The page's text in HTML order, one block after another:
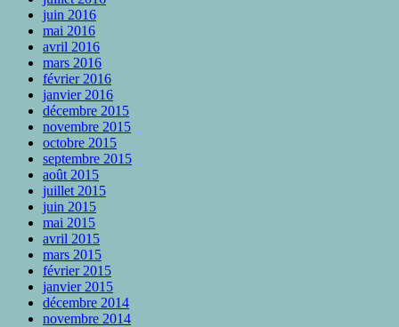
juin 2016
mai 2016
avril 2016
mars 2016
février 2016
janvier 2016
décembre 2015
novembre 2015
octobre 2015
septembre 2015
août 2015
juillet 2015
juin 2015
mai 2015
avril 2015
mars 2015
février 2015
janvier 2015
décembre 2014
novembre 2014